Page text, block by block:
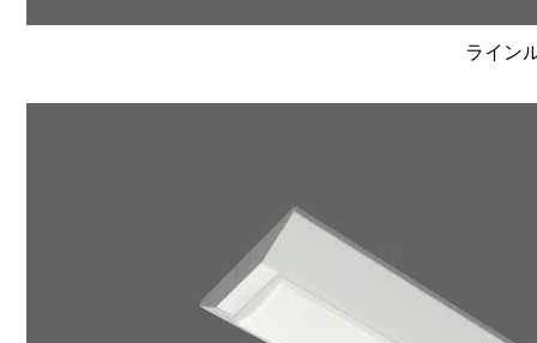
ライン